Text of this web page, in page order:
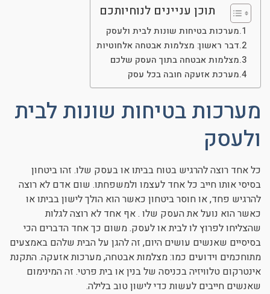
brightness_low ניגודיות כהה
format_underlined הוסף קו תחתון לקישורים
font_download סמן קישורים
לאפס את כל האפשרויות
תוכן עניינים לנוחיותכם
מערכות בטיחות שונות לבית ולעסק
דבר ראשון: מצלמות אבטחה אלחוטיות
מצלמות אבטחה בתוך העסק שלכם
מערכת אזעקה חובה בכל עסק
מערכות בטיחות שונות לבית
ולעסק
כל אחד רוצה להרגיש בטוח בביתו או בעסק שלו. זהו ביטחון
בסיסי אותו חייב כל אחד לעצמו ולמשפחתו. שום אדם לא רוצה
להרגיש פחד, או חוסר ביטחון כאשר הוא הולך לישון בביתו או
כאשר הוא נועל את העסק שלו . אף אחד לא רוצה לגלות
שהצליחו לפרוץ לו לבית או לעסק. משום כך אחד הדברים הכי
בסיסיים שאנשים עושים היום, זה להגן על הבית שלהם באמצעים
מתוחכמים וידועים כמו: מצלמות אבטחה, מערכות אזעקה. התקנת
אינטרקום טלוויזיה בכניסה של בנין או בית פרטי. זה המינימום
שאנשים חייבים לעשות כדי לישון טוב בלילה.